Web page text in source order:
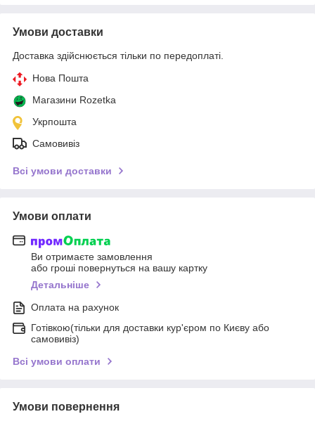
Умови доставки
Доставка здійснюється тільки по передоплаті.
Нова Пошта
Магазини Rozetka
Укрпошта
Самовивіз
Всі умови доставки
Умови оплати
Ви отримаєте замовлення
або гроші повернуться на вашу картку
Детальніше
Оплата на рахунок
Готівкою(тільки для доставки кур'єром по Києву або
самовивіз)
Всі умови оплати
Умови повернення